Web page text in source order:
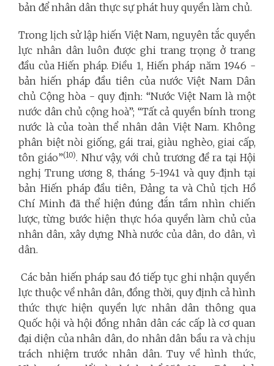
bản để nhân dân thực sự phát huy quyền làm chủ.
Trong lịch sử lập hiến Việt Nam, nguyên tắc quyền
lực nhân dân luôn được ghi trang trọng ở trang
đầu của Hiến pháp. Điều 1, Hiến pháp năm 1946 -
bản hiến pháp đầu tiên của nước Việt Nam Dân
chủ Cộng hòa - quy định: “Nước Việt Nam là một
nước dân chủ cộng hoà”; “Tất cả quyền bính trong
nước là của toàn thể nhân dân Việt Nam. Không
phân biệt nòi giống, gái trai, giàu nghèo, giai cấp,
tôn giáo”(10). Như vậy, với chủ trương đề ra tại Hội
nghị Trung ương 8, tháng 5-1941 và quy định tại
bản Hiến pháp đầu tiên, Đảng ta và Chủ tịch Hồ
Chí Minh đã thể hiện đúng đắn tầm nhìn chiến
lược, từng bước hiện thực hóa quyền làm chủ của
nhân dân, xây dựng Nhà nước của dân, do dân, vì
dân.
Các bản hiến pháp sau đó tiếp tục ghi nhận quyền
lực thuộc về nhân dân, đồng thời, quy định cả hình
thức thực hiện quyền lực nhân dân thông qua
Quốc hội và hội đồng nhân dân các cấp là cơ quan
đại diện của nhân dân, do nhân dân bầu ra và chịu
trách nhiệm trước nhân dân. Tuy về hình thức,